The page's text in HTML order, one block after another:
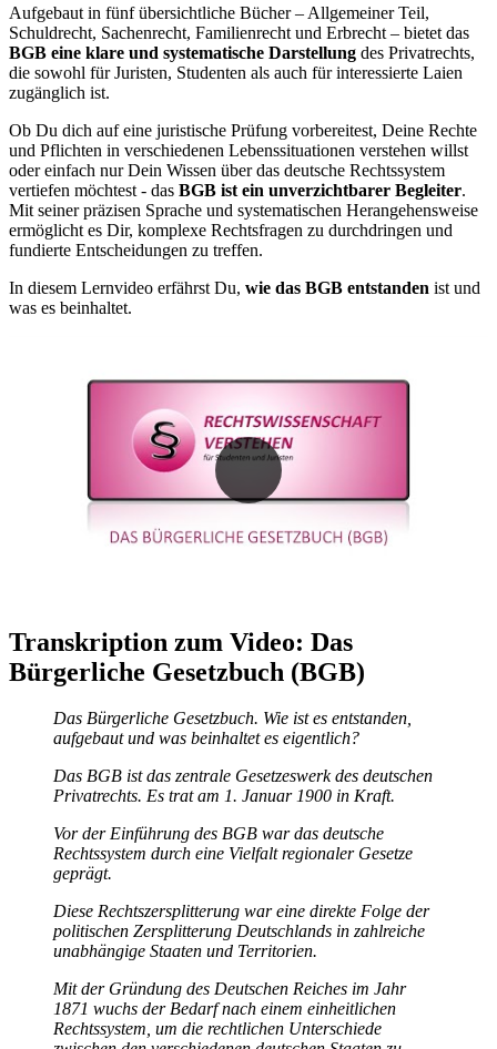
Aufgebaut in fünf übersichtliche Bücher – Allgemeiner Teil,
Schuldrecht, Sachenrecht, Familienrecht und Erbrecht – bietet das
BGB eine klare und systematische Darstellung des Privatrechts,
die sowohl für Juristen, Studenten als auch für interessierte Laien
zugänglich ist.
Ob Du dich auf eine juristische Prüfung vorbereitest, Deine Rechte
und Pflichten in verschiedenen Lebenssituationen verstehen willst
oder einfach nur Dein Wissen über das deutsche Rechtssystem
vertiefen möchtest - das BGB ist ein unverzichtbarer Begleiter.
Mit seiner präzisen Sprache und systematischen Herangehensweise
ermöglicht es Dir, komplexe Rechtsfragen zu durchdringen und
fundierte Entscheidungen zu treffen.
In diesem Lernvideo erfährst Du, wie das BGB entstanden ist und
was es beinhaltet.
Transkription zum Video: Das
Bürgerliche Gesetzbuch (BGB)
Das Bürgerliche Gesetzbuch. Wie ist es entstanden,
aufgebaut und was beinhaltet es eigentlich?
Das BGB ist das zentrale Gesetzeswerk des deutschen
Privatrechts. Es trat am 1. Januar 1900 in Kraft.
Vor der Einführung des BGB war das deutsche
Rechtssystem durch eine Vielfalt regionaler Gesetze
geprägt.
Diese Rechtszersplitterung war eine direkte Folge der
politischen Zersplitterung Deutschlands in zahlreiche
unabhängige Staaten und Territorien.
Mit der Gründung des Deutschen Reiches im Jahr
1871 wuchs der Bedarf nach einem einheitlichen
Rechtssystem, um die rechtlichen Unterschiede